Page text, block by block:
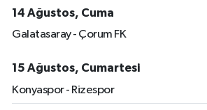
14 Ağustos, Cuma
Galatasaray - Çorum FK
15 Ağustos, Cumartesi
Konyaspor - Rizespor